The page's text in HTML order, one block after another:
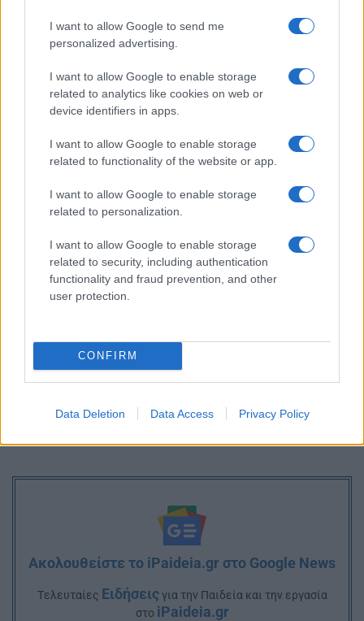
I want to allow Google to send me
personalized advertising.
I want to allow Google to enable storage
related to analytics like cookies on web or
device identifiers in apps.
I want to allow Google to enable storage
related to functionality of the website or app.
I want to allow Google to enable storage
related to personalization.
I want to allow Google to enable storage
related to security, including authentication
functionality and fraud prevention, and other
user protection.
CONFIRM
Data Deletion Data Access Privacy Policy
Ακολουθείστε το iPaideia.gr στο Google News
Tελευταίες Ειδήσειςγια την Παιδεία και την εργασία
στο iPaideia.gr